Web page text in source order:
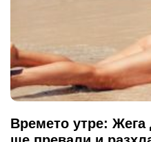
Времето утре: Жега